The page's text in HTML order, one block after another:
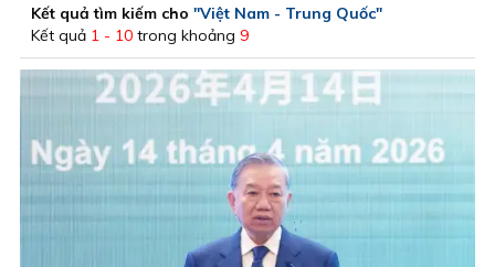
Kết quả tìm kiếm cho "Việt Nam - Trung Quốc"
Kết quả 1 - 10 trong khoảng 9